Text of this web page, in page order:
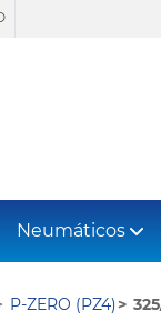
Neumáticos
P-ZERO (PZ4)